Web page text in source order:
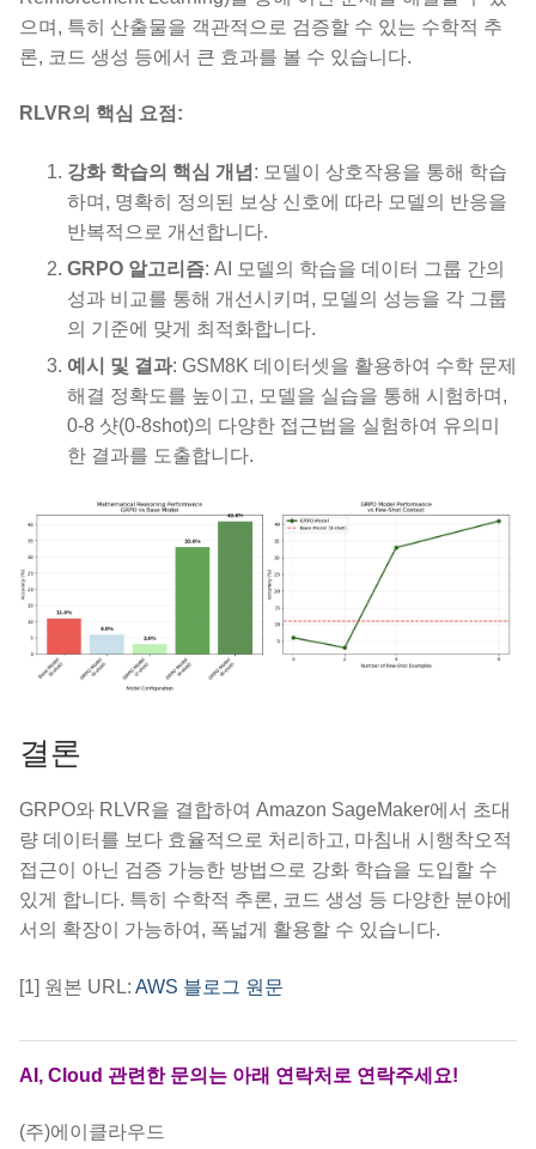
으며, 특히 산출물을 객관적으로 검증할 수 있는 수학적 추
론, 코드 생성 등에서 큰 효과를 볼 수 있습니다.
RLVR의 핵심 요점:
강화 학습의 핵심 개념 : 모델이 상호작용을 통해 학습
하며, 명확히 정의된 보상 신호에 따라 모델의 반응을
반복적으로 개선합니다.
GRPO 알고리즘: AI 모델의 학습을 데이터 그룹 간의
성과 비교를 통해 개선시키며, 모델의 성능을 각 그룹
의 기준에 맞게 최적화합니다.
예시 및 결과: GSM8K 데이터셋을 활용하여 수학 문제
해결 정확도를 높이고, 모델을 실습을 통해 시험하며,
0-8 샷(0-8shot)의 다양한 접근법을 실험하여 유의미
한 결과를 도출합니다.
결론
GRPO와 RLVR을 결합하여 Amazon SageMaker에서 초대
량 데이터를 보다 효율적으로 처리하고, 마침내 시행착오적
접근이 아닌 검증 가능한 방법으로 강화 학습을 도입할 수
있게 합니다. 특히 수학적 추론, 코드 생성 등 다양한 분야에
서의 확장이 가능하여, 폭넓게 활용할 수 있습니다.
[1] 원본 URL: AWS 블로그 원문
AI, Cloud 관련한 문의는 아래 연락처로 연락주세요!
(주)에이클라우드